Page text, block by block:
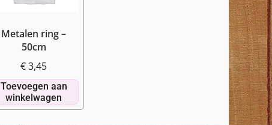
Metalen ring –
50cm
€3,45
Toevoegen aan
winkelwagen